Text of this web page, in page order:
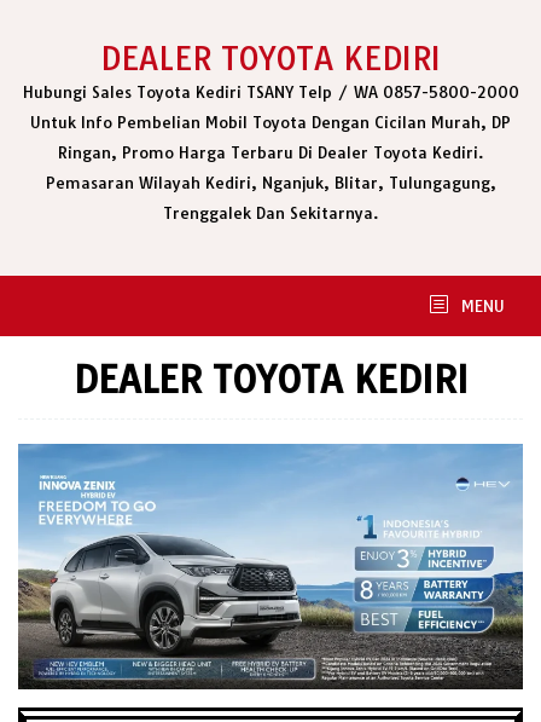
DEALER TOYOTA KEDIRI
Hubungi Sales Toyota Kediri TSANY Telp / WA 0857-5800-2000
Untuk Info Pembelian Mobil Toyota Dengan Cicilan Murah, DP
Ringan, Promo Harga Terbaru Di Dealer Toyota Kediri.
Pemasaran Wilayah Kediri, Nganjuk, Blitar, Tulungagung,
Trenggalek Dan Sekitarnya.
MENU
DEALER TOYOTA KEDIRI